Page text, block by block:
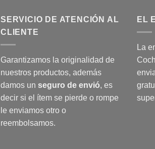
SERVICIO DE ATENCIÓN AL
CLIENTE
Garantizamos la originalidad de
nuestros productos, además
damos un seguro de envió, es
decir si el ítem se pierde o rompe
le enviamos otro o
reembolsamos.
EL
La